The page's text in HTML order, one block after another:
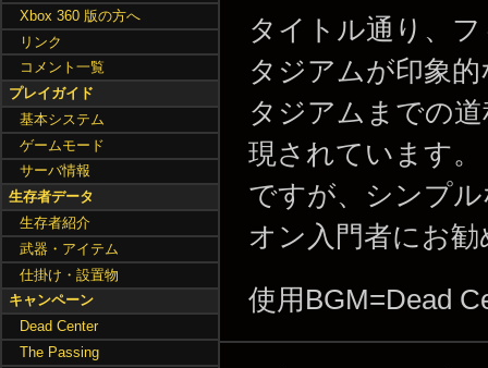
タイトル通り、
タジアムが印象
タジアムまでの
現されています
ですが、シンプ
オン入門者にお
使用BGM=Dead
Xbox 360 版の方へ
リンク
コメント一覧
プレイガイド
基本システム
ゲームモード
サーバ情報
生存者データ
生存者紹介
武器・アイテム
仕掛け・設置物
キャンペーン
Dead Center
The Passing